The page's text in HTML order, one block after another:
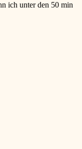
ich unter den 50 min